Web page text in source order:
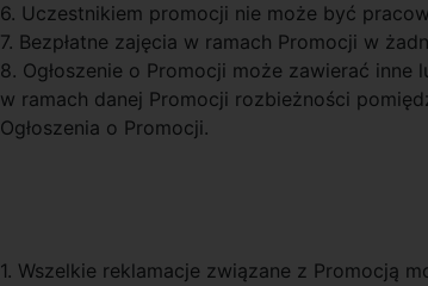
6. Uczestnikiem promocji nie może być
7. Bezpłatne zajęcia w ramach Promocji w
8. Ogłoszenie o Promocji może zawierać
w ramach danej Promocji rozbieżności
Ogłoszenia o Promocji.
1. Wszelkie reklamacje związane z Promocją